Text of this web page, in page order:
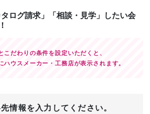
ログ請求」「相談・見学」したい会
こだわりの条件を設定いただくと、
ハウスメーカー・工務店が表示されます。
情報を入力してください。